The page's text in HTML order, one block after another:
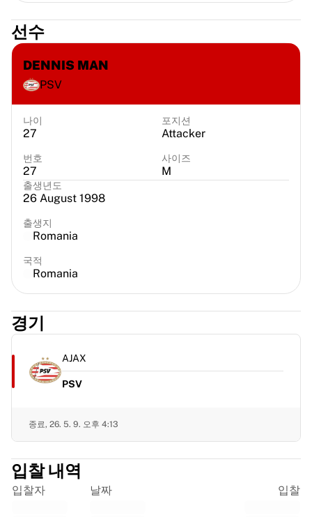
베식타시 게인
페네르바체 바스켓볼
슬로베니아
비르투스 볼로냐
구에리 나폴리
사이클링
수달 퀵스텝
넷컴퍼니 이네오스
EF 에듀케이션
사이클링 전체 보기
프랑스 럭비
글로스터 럭비
바스 럭비
ASM 클레르몽 오베르뉴
할리퀸스
크리켓
잉글랜드 크리켓
크리켓 아일랜드
크리켓 전체 보기
아이스하키
올보르 파이리츠
트레 크로노르
선수
DENNIS MAN
PSV
나이
27
포지션
Attacker
번호
27
사이즈
M
출생년도
26 August 1998
출생지
Romania
국적
Romania
경기
AJAX
PSV
종료, 26. 5. 9. 오후 4:13
입찰 내역
입찰자 날짜 입찰